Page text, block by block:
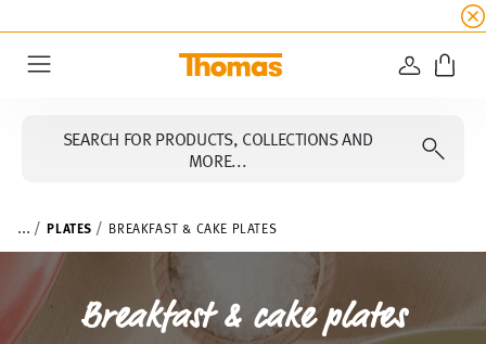
all
LOGIN
SEARCH FOR PRODUCTS, COLLECTIONS AND
MORE...
... PLATES BREAKFAST & CAKE PLATES
Breakfast & cake plates